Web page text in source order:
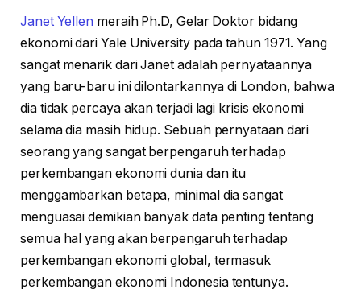
Janet Yellen meraih Ph.D, Gelar Doktor bidang
ekonomi dari Yale University pada tahun 1971. Yang
sangat menarik dari Janet adalah pernyataannya
yang baru-baru ini dilontarkannya di London, bahwa
dia tidak percaya akan terjadi lagi krisis ekonomi
selama dia masih hidup. Sebuah pernyataan dari
seorang yang sangat berpengaruh terhadap
perkembangan ekonomi dunia dan itu
menggambarkan betapa, minimal dia sangat
menguasai demikian banyak data penting tentang
semua hal yang akan berpengaruh terhadap
perkembangan ekonomi global, termasuk
perkembangan ekonomi Indonesia tentunya.